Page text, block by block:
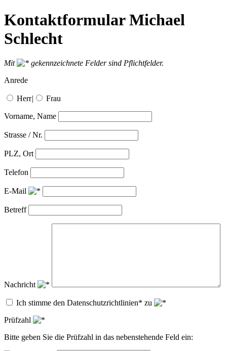
Kontaktformular Michael
Schlecht
Mit
gekennzeichnete Felder sind Pflichtfelder.
Anrede
Herr| Frau
Vorname, Name
Strasse / Nr.
PLZ, Ort
Telefon
E-Mail
Betreff
Nachricht
Ich stimme den Datenschutzrichtlinien* zu
Prüfzahl
Bitte geben Sie die Prüfzahl in das nebenstehende Feld ein: